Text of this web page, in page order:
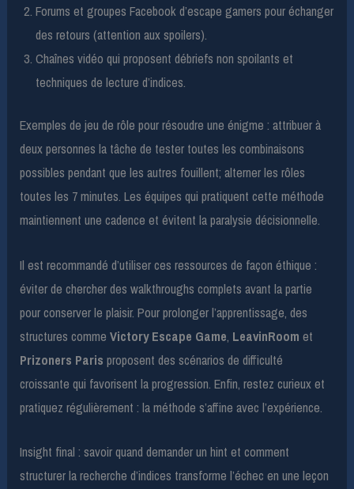
Forums et groupes Facebook d’escape gamers pour échanger
des retours (attention aux spoilers).
Chaînes vidéo qui proposent débriefs non spoilants et
techniques de lecture d’indices.
Exemples de jeu de rôle pour résoudre une énigme : attribuer à
deux personnes la tâche de tester toutes les combinaisons
possibles pendant que les autres fouillent; alterner les rôles
toutes les 7 minutes. Les équipes qui pratiquent cette méthode
maintiennent une cadence et évitent la paralysie décisionnelle.
Il est recommandé d’utiliser ces ressources de façon éthique :
éviter de chercher des walkthroughs complets avant la partie
pour conserver le plaisir. Pour prolonger l’apprentissage, des
structures commeVictory Escape Game, LeavinRoom et
Prizoners Paris proposent des scénarios de difficulté
croissante qui favorisent la progression. Enfin, restez curieux et
pratiquez régulièrement : la méthode s’affine avec l’expérience.
Insight final : savoir quand demander un hint et comment
structurer la recherche d’indices transforme l’échec en une leçon